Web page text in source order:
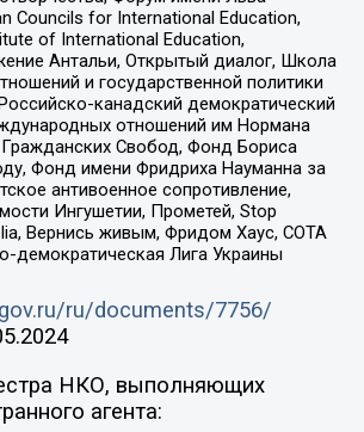
Councils for International Education,
of International Education,
Антальи, Открытый диалог, Школа
и государственной политики
канадский демократический
отношений им Нормана
Свобод, Фонд Бориса
Фонд имени Фридриха Науманна за
антивоенное сопротивление,
Ингушетии, Прометей, Stop
Вернись живым, Фридом Хаус, СОТА
демократическая Лига Украины
ru/documents/7756/
НКО, выполняющих
агента: